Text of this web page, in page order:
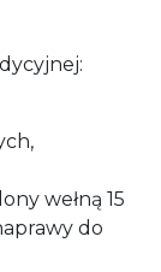
wełną 15
do